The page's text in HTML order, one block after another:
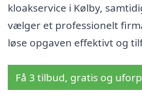
kloakservice i Kølby,
vælger et professionelt
løse opgaven effektivt og
Få 3 tilbud, gratis og